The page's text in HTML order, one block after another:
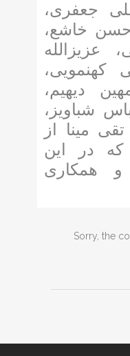
جعفری،
خاشع،
عزیزالله
کهنمویی،
دیهیم،
شباویز،
مینا از
که در این
و همکاری
Sorry, the